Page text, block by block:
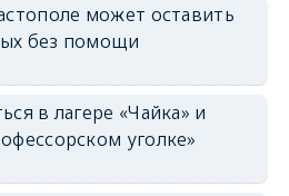
может оставить
без помощи
в лагере «Чайка» и
уголке»